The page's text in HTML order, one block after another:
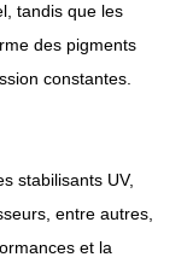
tandis que les
des pigments
constantes.
stabilisants UV,
entre autres,
et la